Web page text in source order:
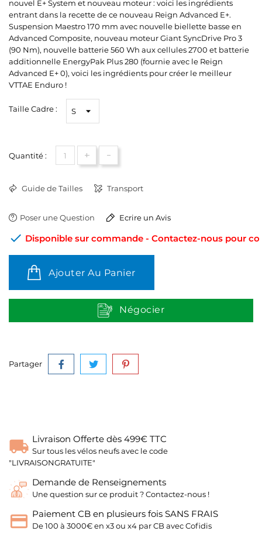
nouvel E+ System et nouveau moteur : voici les ingrédients
entrant dans la recette de ce nouveau Reign Advanced E+.
Suspension Maestro 170 mm avec nouvelle biellette basse en
Advanced Composite, nouveau moteur Giant SyncDrive Pro 3
(90 Nm), nouvelle batterie 560 Wh aux cellules 2700 et batterie
additionnelle EnergyPak Plus 280 (fournie avec le Reign
Advanced E+ 0), voici les ingrédients pour créer le meilleur
VTTAE Enduro !
Taille Cadre :
Quantité : + -
Guide de Tailles Transport
Poser une Question Ecrire un Avis
 Disponible sur commande - Contactez-nous pour
Ajouter Au Panier
Négocier
Partager
Livraison Offerte dès 499€ TTC
Sur tous les vélos neufs avec le code
"LIVRAISONGRATUITE"
Demande de Renseignements
Une question sur ce produit ? Contactez-nous !
Paiement CB en plusieurs fois SANS FRAIS
De 100 à 3000€ en x3 ou x4 par CB avec Cofidis